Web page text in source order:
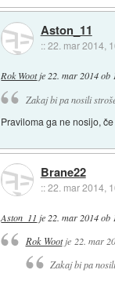
Aston_11
::22. mar 2014,
Rok Wootje 22. mar 2014 ob
Zakaj bi pa nosili
Praviloma ga ne nosijo,
Brane22
::22. mar 2014,
Aston_11 je 22. mar 2014 ob
Rok Wootje 22. mar
Zakaj bi pa